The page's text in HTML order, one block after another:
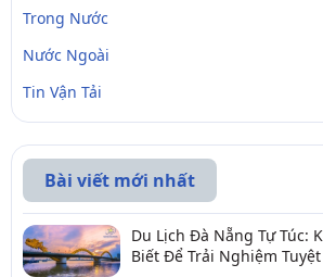
Trong Nước
Nước Ngoài
Tin Vận Tải
Bài viết mới nhất
Du Lịch Đà Nẵng Tự Túc:
Biết Để Trải Nghiệm Tuyệt